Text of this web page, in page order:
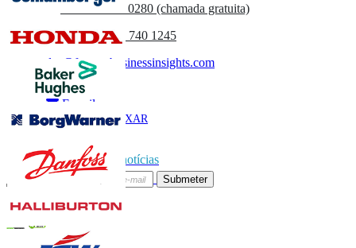
+44 808 502 0280 (chamada gratuita)
(APAC) +91 744 740 1245
sales@fortunebusinessinsights.com
Chamado
E-mail
BAIXAR
Subscrever boletim de notícias
Submeter
Confie on-line